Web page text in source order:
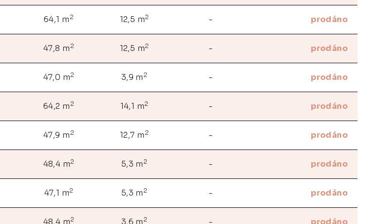
64,1 m 2 12,5 m2 - prodáno
47,8 m 2 12,5 m2 - prodáno
47,0 m2 3,9 m 2 - prodáno
64,2 m 2 14,1 m2 - prodáno
47,9 m 2 12,7 m 2 - prodáno
48,4 m2 5,3 m 2 - prodáno
47,1 m2 5,3 m 2 - prodáno
48,4 m2 3,6 m 2 - prodáno